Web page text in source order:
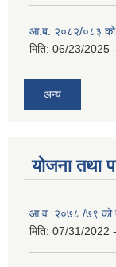
आ.ब. २०८२/०८३ को
मिति: 06/23/2025
अन्य
योजना तथा
आ.व. २०७८ /७९ को
मिति: 07/31/2022